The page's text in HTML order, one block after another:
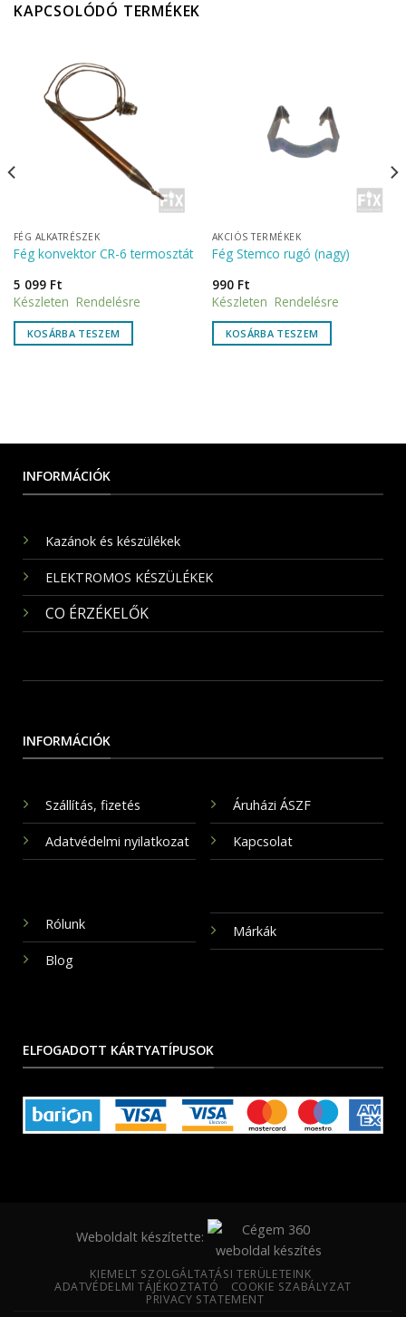
KAPCSOLÓDÓ TERMÉKEK
FÉG ALKATRÉSZEK
Fég konvektor CR-6 termosztát
5 099 Ft
Készleten Rendelésre
KOSÁRBA TESZEM
AKCIÓS TERMÉKEK
Fég Stemco rugó (nagy)
990 Ft
Készleten Rendelésre
KOSÁRBA TESZEM
INFORMÁCIÓK
Kazánok és készülékek
ELEKTROMOS KÉSZÜLÉKEK
CO ÉRZÉKELŐK
INFORMÁCIÓK
Szállítás, fizetés
Adatvédelmi nyilatkozat
Áruházi ÁSZF
Kapcsolat
Rólunk
Blog
Márkák
ELFOGADOTT KÁRTYATÍPUSOK
Weboldalt készítette:
KIEMELT SZOLGÁLTATÁSI TERÜLETEINK
ADATVÉDELMI TÁJÉKOZTATÓ
COOKIE SZABÁLYZAT
PRIVACY STATEMENT